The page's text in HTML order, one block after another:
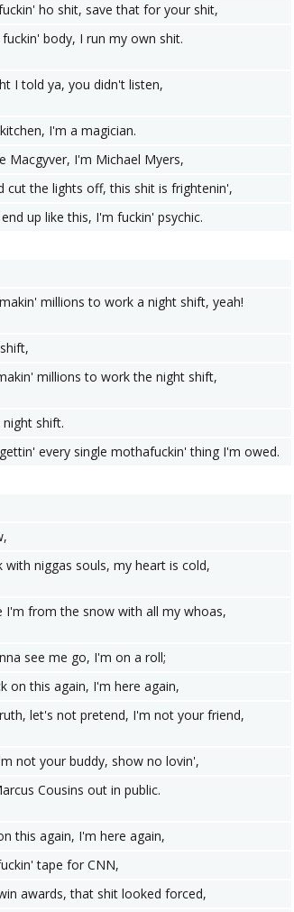
ho shit, save that for your shit,
body, I run my own shit.
I told ya, you didn't listen,
I'm a magician.
Macgyver, I'm Michael Myers,
cut the lights off, this shit is frightenin',
up like this, I'm fuckin' psychic.
millions to work a night shift, yeah!
millions to work the night shift,
shift.
every single mothafuckin' thing I'm owed.
with niggas souls, my heart is cold,
I'm from the snow with all my whoas,
see me go, I'm on a roll;
on this again, I'm here again,
let's not pretend, I'm not your friend,
not your buddy, show no lovin',
Cousins out in public.
this again, I'm here again,
tape for CNN,
awards, that shit looked forced,